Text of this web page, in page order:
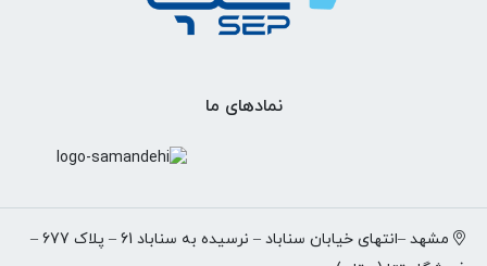
نمادهای ما
مشهد –انتهای خیابان سناباد – نرسیده به سناباد 61 – پلاک 677 –